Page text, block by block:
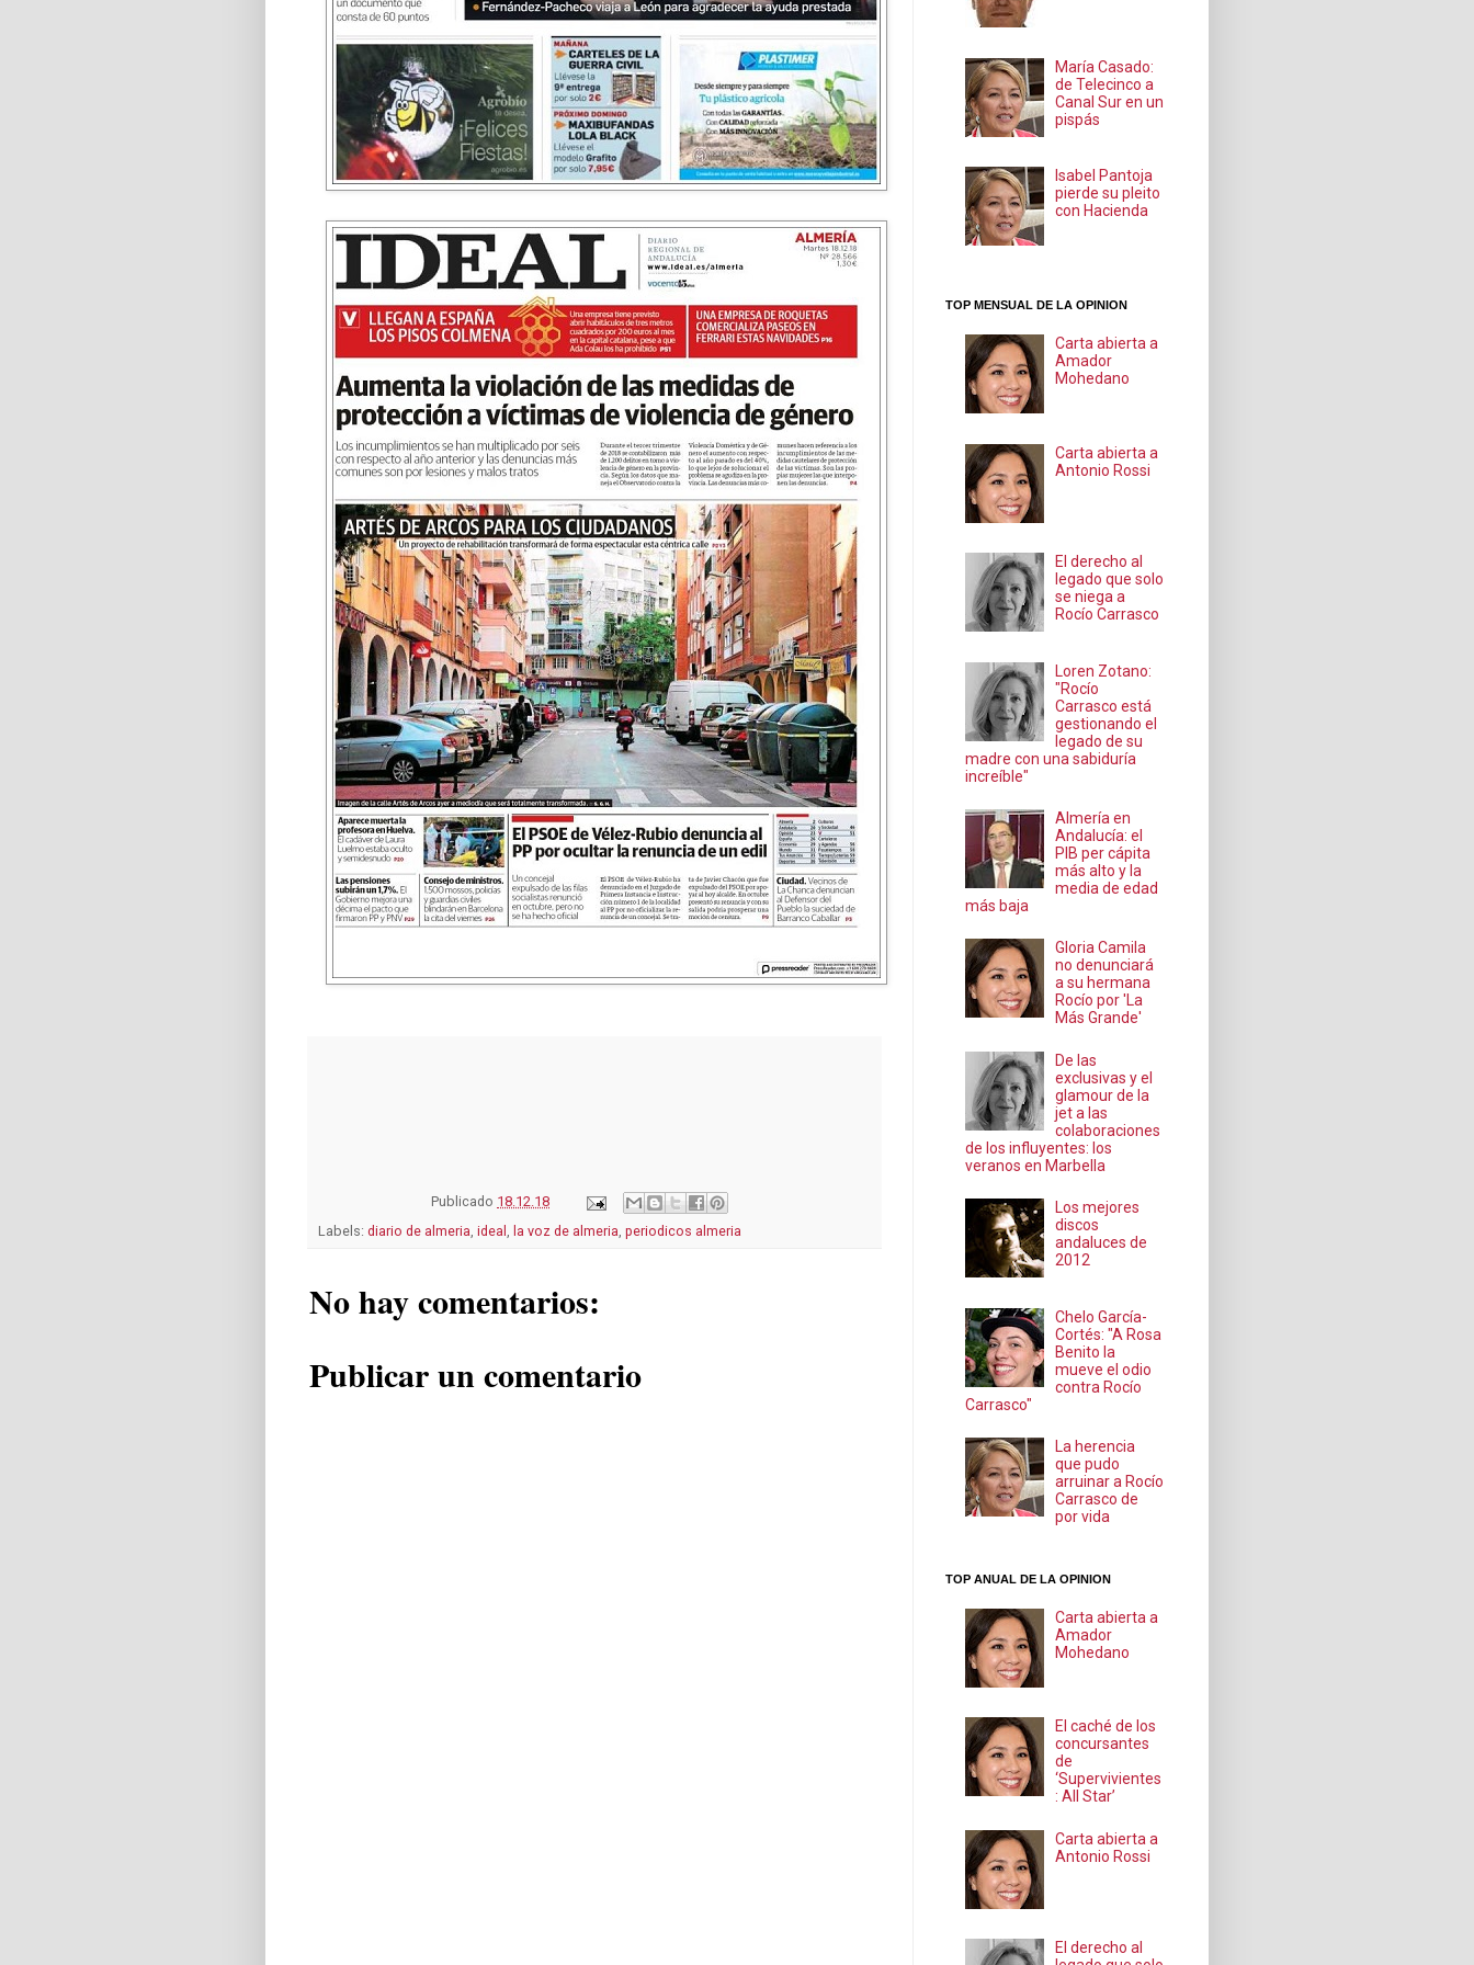
Publicado 18.12.18
Labels: diario de almeria, ideal , la voz de almeria, periodicos almeria
No hay comentarios:
Publicar un comentario
María Casado:
de Telecinco a
Canal Sur en un
pispás
Isabel Pantoja
pierde su pleito
con Hacienda
TOP MENSUAL DE LA OPINION
Carta abierta a
Amador
Mohedano
Carta abierta a
Antonio Rossi
El derecho al
legado que solo
se niega a
Rocío Carrasco
Loren Zotano:
"Rocío
Carrasco está
gestionando el
legado de su
madre con una sabiduría
increíble"
Almería en
Andalucía: el
PIB per cápita
más alto y la
media de edad
más baja
Gloria Camila
no denunciará
a su hermana
Rocío por 'La
Más Grande'
De las
exclusivas y el
glamour de la
jet a las
colaboraciones
de los influyentes: los
veranos en Marbella
Los mejores
discos
andaluces de
2012
Chelo García-
Cortés: "A Rosa
Benito la
mueve el odio
contra Rocío
Carrasco"
La herencia
que pudo
arruinar a Rocío
Carrasco de
por vida
TOP ANUAL DE LA OPINION
Carta abierta a
Amador
Mohedano
El caché de los
concursantes
de
‘Supervivientes
: All Star’
Carta abierta a
Antonio Rossi
El derecho al